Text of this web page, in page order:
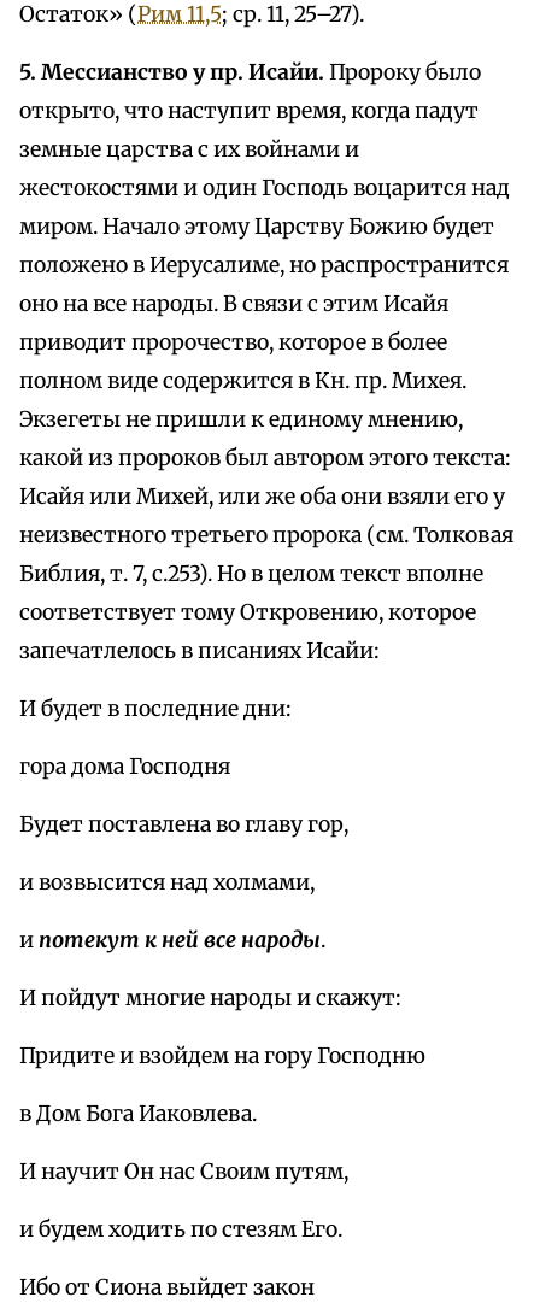
Остаток» (Рим 11,5; ср. 11, 25–27).
5. Мессианство у пр. Исайи. Пророку было
открыто, что наступит время, когда падут
земные царства с их войнами и
жестокостями и один Господь воцарится над
миром. Начало этому Царству Божию будет
положено в Иерусалиме, но распространится
оно на все народы. В связи с этим Исайя
приводит пророчество, которое в более
полном виде содержится в Кн. пр. Михея.
Экзегеты не пришли к единому мнению,
какой из пророков был автором этого текста:
Исайя или Михей, или же оба они взяли его у
неизвестного третьего пророка (см. Толковая
Библия, т. 7, с.253). Но в целом текст вполне
соответствует тому Откровению, которое
запечатлелось в писаниях Исайи:
И будет в последние дни:
гора дома Господня
Будет поставлена во главу гор,
и возвысится над холмами,
ипотекут к ней все народы.
И пойдут многие народы и скажут:
Придите и взойдем на гору Господню
в Дом Бога Иаковлева.
И научит Он нас Своим путям,
и будем ходить по стезям Его.
Ибо от Сиона выйдет закон